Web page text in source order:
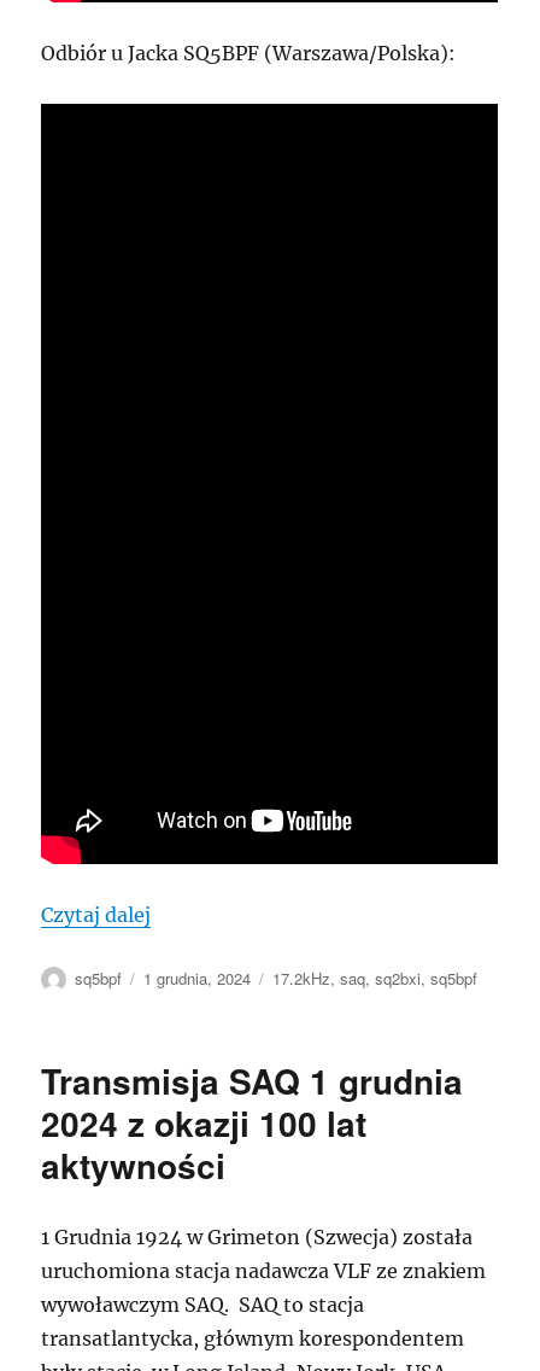
Odbiór u Jacka SQ5BPF (Warszawa/Polska):
Czytaj dalej
Autor
sq5bpf
Data
1 grudnia, 2024 Tagi
17.2kHz,saq,sq2bxi,sq5bpf
Transmisja SAQ 1 grudnia
2024 z okazji 100 lat
aktywności
1 Grudnia 1924 w Grimeton (Szwecja) została
uruchomiona stacja nadawcza VLF ze znakiem
wywoławczym SAQ. SAQ to stacja
transatlantycka, głównym korespondentem